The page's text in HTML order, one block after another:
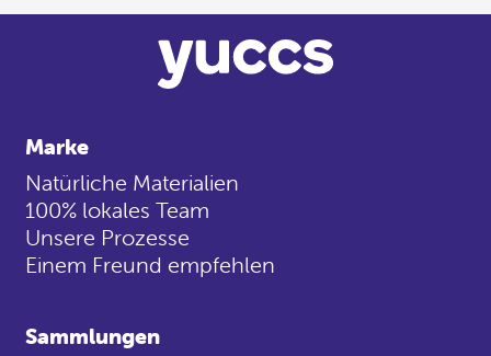
Marke
Natürliche Materialien
100% lokales Team
Unsere Prozesse
Einem Freund empfehlen
Sammlungen